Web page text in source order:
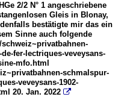
Bahn
2/2 N° 1 angeschriebene
Gleis in Blonay,
bestätigte mir das ein
Sinne auch folgende
fer-lectriques-veveysans-
mfo.html
schmalspur-
veveysans-1902-
20. Jan. 2022 